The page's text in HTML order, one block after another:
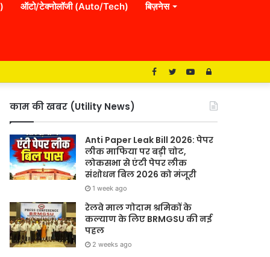
ऑटो/टेक्नोलॉजी (Auto/Tech) बिज़नेस
Log
YouTube
Twitter
Facebook
काम की खबर (Utility News)
Anti Paper Leak Bill 2026: पेपर
लीक माफिया पर बड़ी चोट,
लोकसभा से एंटी पेपर लीक
संशोधन बिल 2026 को मंजूरी
1 week ago
रेलवे माल गोदाम श्रमिकों के
कल्याण के लिए BRMGSU की नई
पहल
2 weeks ago